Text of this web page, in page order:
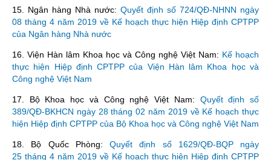
15. Ngân hàng Nhà nước: Quyết định số 724/QĐ-NHNN ngày
08 tháng 4 năm 2019 về Kế hoạch thực hiện Hiệp định CPTPP
của Ngân hàng Nhà nước
16. Viện Hàn lâm Khoa học và Công nghệ Việt Nam: Kế hoạch
thực hiện Hiệp định CPTPP của Viện Hàn lâm Khoa học và
Công nghệ Việt Nam
17. Bộ Khoa học và Công nghệ Việt Nam: Quyết định số
389/QĐ-BKHCN ngày 28 tháng 02 năm 2019 về Kế hoạch thực
hiện Hiệp định CPTPP của Bộ Khoa học và Công nghệ Việt Nam
18. Bộ Quốc Phòng:
Quyết định số 1629/QĐ-BQP ngày
25 tháng 4 năm 2019 về Kế hoạch thực hiện Hiệp định CPTPP